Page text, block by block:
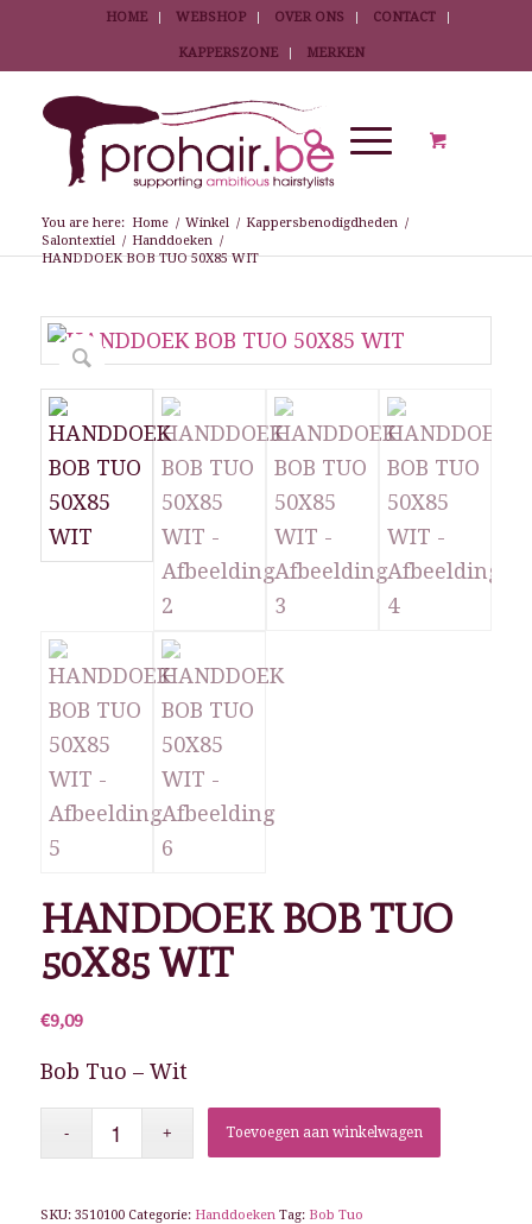
HOME WEBSHOP OVER ONS CONTACT
KAPPERSZONE MERKEN
You are here: Home / Winkel / Kappersbenodigdheden /
Salontextiel / Handdoeken /
HANDDOEK BOB TUO 50X85 WIT
HANDDOEK BOB TUO
50X85 WIT
€9,09
Bob Tuo – Wit
Toevoegen aan winkelwagen
SKU: 3510100 Categorie: Handdoeken Tag: Bob Tuo